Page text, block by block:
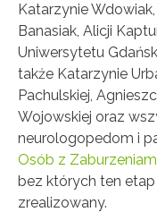
Katarzynie
Banasiak, Alicji
Uniwersytetu
także Katarzynie
Pachulskiej,
Wojowskiej oraz
neurologopedom i
Osób z
bez których ten
zrealizowany.